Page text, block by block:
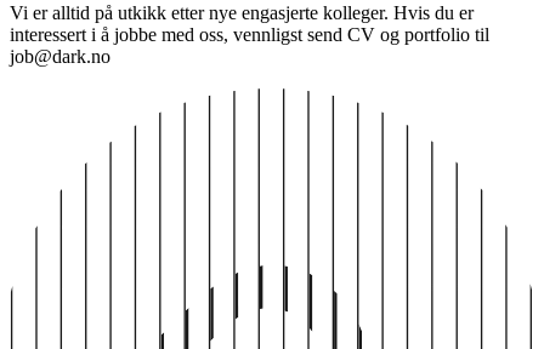
Vi er alltid på utkikk etter nye engasjerte kolleger. Hvis du er
interessert i å jobbe med oss, vennligst send CV og portfolio til
job@dark.no